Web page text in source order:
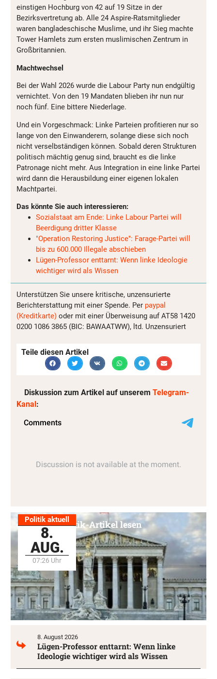
einstigen Hochburg von 42 auf 19 Sitze in der
Bezirksvertretung ab. Alle 24 Aspire-Ratsmitglieder
waren bangladeschische Muslime, und ihr Sieg machte
Tower Hamlets zum ersten muslimischen Zentrum in
Großbritannien.
Machtwechsel
Bei der Wahl 2026 wurde die Labour Party nun endgültig
vernichtet. Von den 19 Mandaten blieben ihr nun nur
noch fünf. Eine bittere Niederlage.
Und ein Vorgeschmack: Linke Parteien profitieren nur so
lange von den Einwanderern, solange diese sich noch
nicht verselbständigen können. Sobald deren Strukturen
politisch mächtig genug sind, braucht es die linke
Patronage nicht mehr. Aus Integration in eine linke Partei
wird dann die Herausbildung einer eigenen lokalen
Machtpartei.
Das könnte Sie auch interessieren:
Sozialstaat am Ende: Linke Labour Partei will
Beerdigung dritter Klasse
"Operation Restoring Justice": Farage-Partei will
bis zu 600.000 Illegale abschieben
Lügen-Professor enttarnt: Wenn linke Ideologie
wichtiger wird als Wissen
Unterstützen Sie unsere kritische, unzensurierte
Berichterstattung mit einer Spende. Per paypal
(Kreditkarte) oder mit einer Überweisung auf AT58 1420
0200 1086 3865 (BIC: BAWAATWW), ltd. Unzensuriert
Teile diesen Artikel
Diskussion zum Artikel auf unserem Telegram-
Kanal :
Politik aktuell
8.
AUG.
07:26 Uhr
Alle Politik-Artikel lesen
8. August 2026
Lügen-Professor enttarnt: Wenn linke
Ideologie wichtiger wird als Wissen